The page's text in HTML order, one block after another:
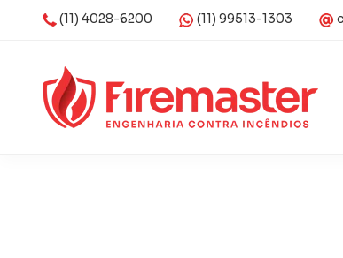
(11) 4028-6200 (11) 99513-1303